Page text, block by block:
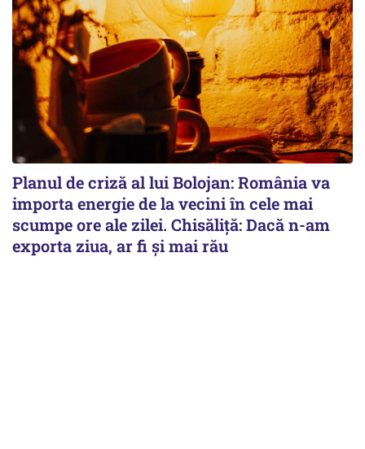
Planul de criză al lui Bolojan: România va
importa energie de la vecini în cele mai
scumpe ore ale zilei. Chisăliță: Dacă n-am
exporta ziua, ar fi și mai rău